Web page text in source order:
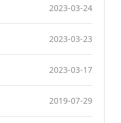
2023-03-24
2023-03-23
2023-03-17
2019-07-29